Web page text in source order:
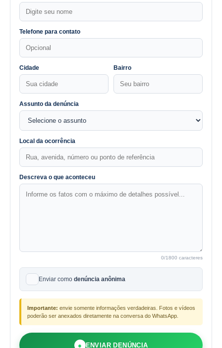
Telefone para contato
Cidade Bairro
Assunto da denúncia
Local da ocorrência
Descreva o que aconteceu
0/1800 caracteres
Enviar como denúncia anônima
Importante: envie somente informações verdadeiras. Fotos e vídeos
poderão ser anexados diretamente na conversa do WhatsApp.
● ENVIAR DENÚNCIA